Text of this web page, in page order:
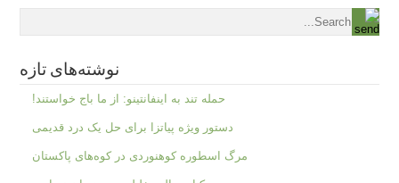
نوشته‌های تازه
حمله تند به اینفانتینو: از ما باج خواستند!
دستور ویژه پیاتزا برای حل یک درد قدیمی
مرگ اسطوره کوهنوردی در کوه‌های پاکستان